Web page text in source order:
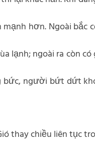
hơn. Ngoài bắc
lạnh; ngoài ra còn
người bứt dứt
thay chiều liên tục